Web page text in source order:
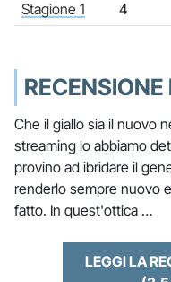
Stagione 1
4
Che il giallo sia il nuovo
streaming lo abbiamo
provino ad ibridare il
renderlo sempre nuovo
fatto. In quest'ottica …
LEGGI LA